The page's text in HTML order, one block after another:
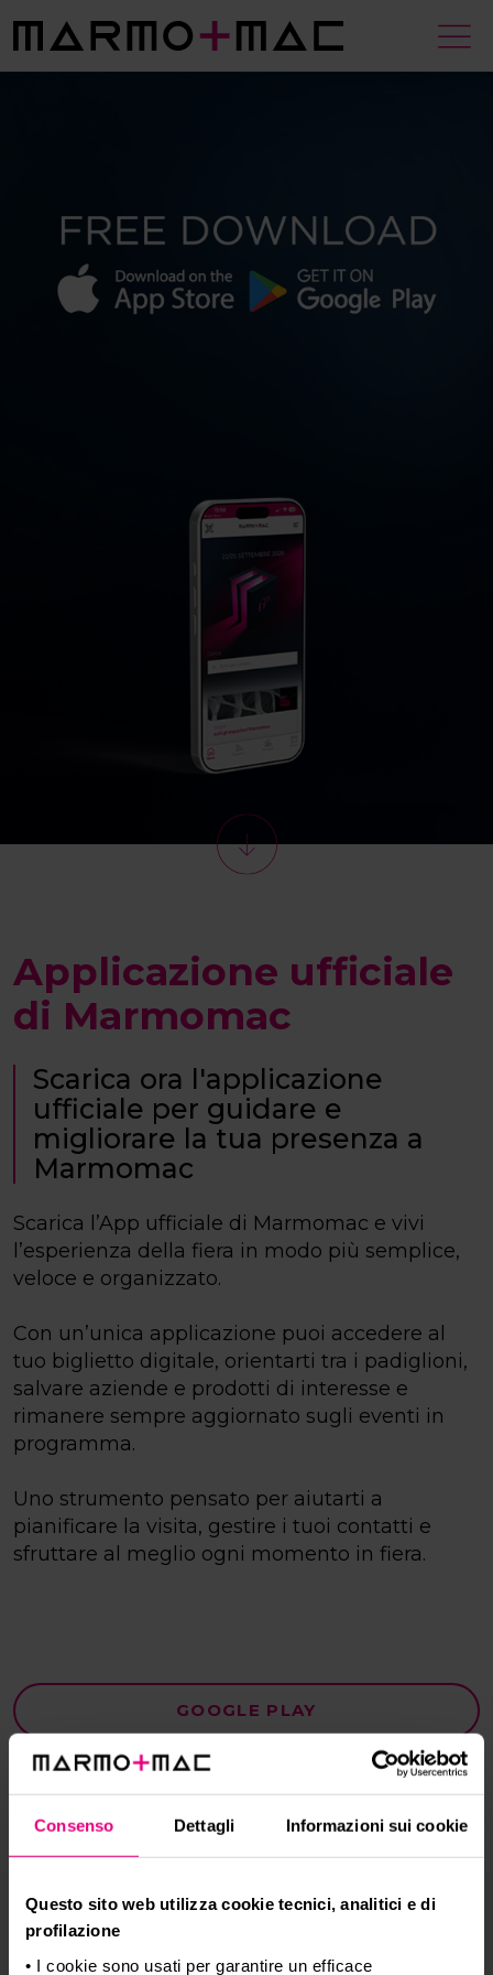
Consenso Dettagli Informazioni sui cookie
Questo sito web utilizza cookie tecnici, analitici e di
profilazione
• I cookie sono usati per garantire un efficace
Applicazione ufficiale
di Marmomac
Scarica ora l'applicazione
ufficiale per guidare e
migliorare la tua presenza a
Marmomac
Scarica l’App ufficiale di Marmomac e vivi
l’esperienza della fiera in modo più semplice,
veloce e organizzato.
Con un’unica applicazione puoi accedere al
tuo biglietto digitale, orientarti tra i padiglioni,
salvare aziende e prodotti di interesse e
rimanere sempre aggiornato sugli eventi in
programma.
Uno strumento pensato per aiutarti a
pianificare la visita, gestire i tuoi contatti e
sfruttare al meglio ogni momento in fiera.
GOOGLE PLAY
Scopri le funzionalità